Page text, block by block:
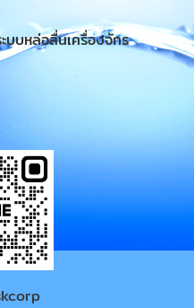
บบหล่อลื่นเครื่องจักร